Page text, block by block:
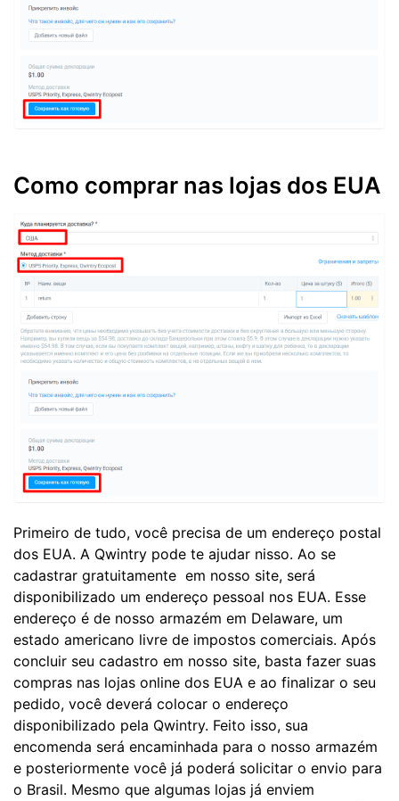
Como comprar nas lojas dos EUA
Primeiro de tudo, você precisa de um endereço postal
dos EUA. A Qwintry pode te ajudar nisso. Ao se
cadastrar gratuitamente em nosso site, será
disponibilizado um endereço pessoal nos EUA. Esse
endereço é de nosso armazém em Delaware, um
estado americano livre de impostos comerciais. Após
concluir seu cadastro em nosso site, basta fazer suas
compras nas lojas online dos EUA e ao finalizar o seu
pedido, você deverá colocar o endereço
disponibilizado pela Qwintry. Feito isso, sua
encomenda será encaminhada para o nosso armazém
e posteriormente você já poderá solicitar o envio para
o Brasil. Mesmo que algumas lojas já enviem